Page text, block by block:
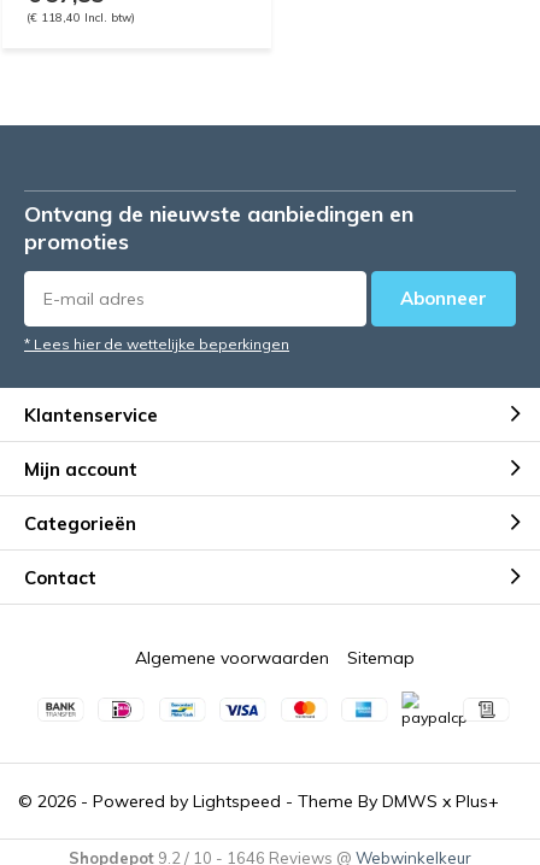
(€ 118,40 Incl. btw)
Ontvang de nieuwste aanbiedingen en
promoties
Abonneer
* Lees hier de wettelijke beperkingen
Klantenservice
Mijn account
Categorieën
Contact
© 2026 - Powered by Lightspeed - Theme By DMWS x Plus+
Algemene voorwaarden Sitemap
Shopdepot 9.2 / 10 - 1646 Reviews @ Webwinkelkeur